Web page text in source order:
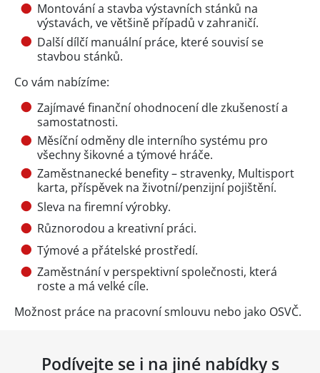
Montování a stavba výstavních stánků na
výstavách, ve většině případů v zahraničí.
Další dílčí manuální práce, které souvisí se
stavbou stánků.
Co vám nabízíme:
Zajímavé finanční ohodnocení dle zkušeností a
samostatnosti.
Měsíční odměny dle interního systému pro
všechny šikovné a týmové hráče.
Zaměstnanecké benefity – stravenky, Multisport
karta, příspěvek na životní/penzijní pojištění.
Sleva na firemní výrobky.
Různorodou a kreativní práci.
Týmové a přátelské prostředí.
Zaměstnání v perspektivní společnosti, která
roste a má velké cíle.
Možnost práce na pracovní smlouvu nebo jako OSVČ.
Podívejte se i na jiné nabídky s